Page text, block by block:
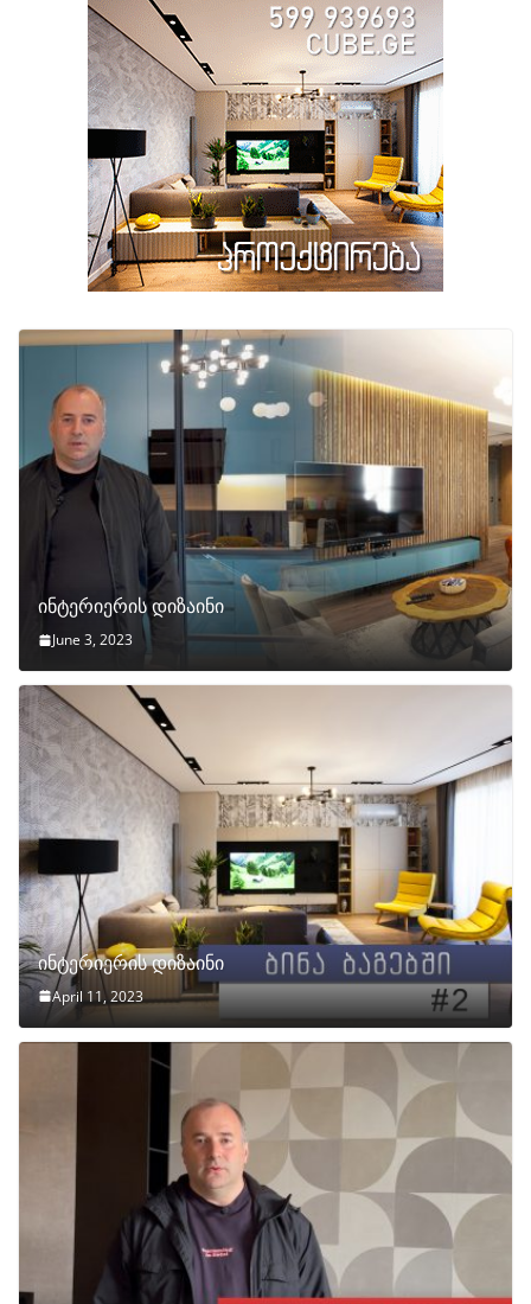
ინტერიერის დიზაინი
June 3, 2023
ინტერიერის დიზაინი
April 11, 2023